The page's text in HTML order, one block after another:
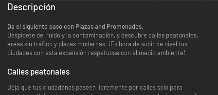
Descripción
Da el siguiente paso con Plazas and Promenades.
Despídete del ruido y la contaminación, y descubre calles peatonales,
áreas sin tráfico y plazas modernas. ¡Es hora de subir de nivel tus
ciudades con esta expansión respetuosa con el medio ambiente!
Calles peatonales
Deja que tus ciudadanos paseen libremente por calles solo para